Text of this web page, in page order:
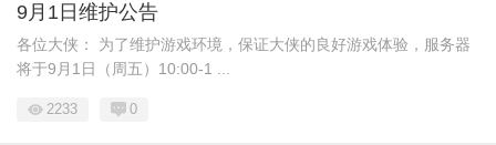
9月1日维护公告
各位大侠： 为了维护游戏环境，保证大侠的良好游戏体验，服务器
将于9月1日（周五）10:00-1 ...
2233 0